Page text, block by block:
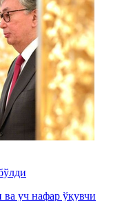
уч нафар ўқувчи